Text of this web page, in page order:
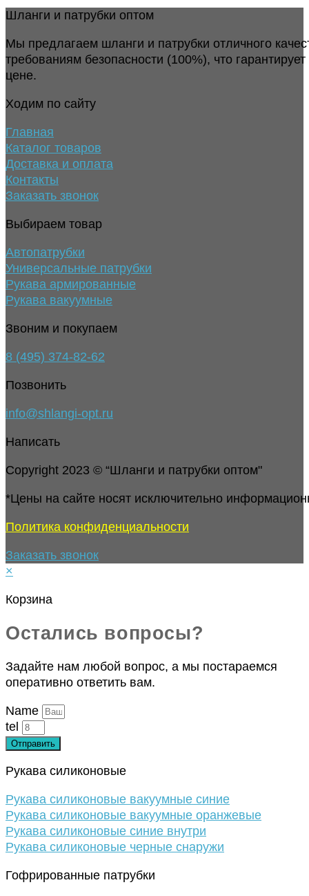
Шланги и патрубки оптом
Мы предлагаем шланги и патрубки отличного
требованиям безопасности (100%), что
цене.
Ходим по сайту
Главная
Каталог товаров
Доставка и оплата
Контакты
Заказать звонок
Выбираем товар
Автопатрубки
Универсальные патрубки
Рукава армированные
Рукава вакуумные
Звоним и покупаем
8 (495) 374-82-62
Позвонить
info@shlangi-opt.ru
Написать
Copyright 2023 © “Шланги и патрубки оптом"
*Цены на сайте носят исключительно
Политика конфиденциальности
Заказать звонок
×
Корзина
Остались вопросы?
Задайте нам любой вопрос, а мы постараемся
оперативно ответить вам.
Name
tel
Отправить
Рукава силиконовые
Рукава силиконовые вакуумные синие
Рукава силиконовые вакуумные оранжевые
Рукава силиконовые синие внутри
Рукава силиконовые черные снаружи
Гофрированные патрубки